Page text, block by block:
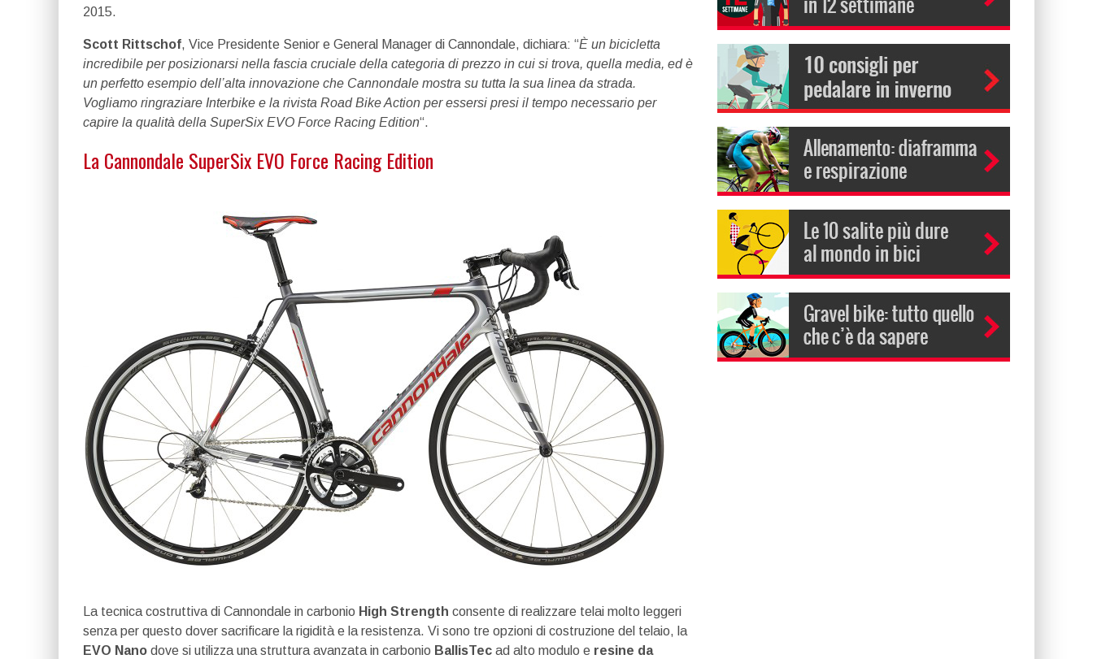
2015.
Scott Rittschof, Vice Presidente Senior e General Manager di Cannondale, dichiara: “È un bicicletta
incredibile per posizionarsi nella fascia cruciale della categoria di prezzo in cui si trova, quella media, ed è
un perfetto esempio dell’alta innovazione che Cannondale mostra su tutta la sua linea da strada.
Vogliamo ringraziare Interbike e la rivista Road Bike Action per essersi presi il tempo necessario per
capire la qualità della SuperSix EVO Force Racing Edition“.
La Cannondale SuperSix EVO Force Racing Edition
La tecnica costruttiva di Cannondale in carbonio High Strength consente di realizzare telai molto leggeri
senza per questo dover sacrificare la rigidità e la resistenza. Vi sono tre opzioni di costruzione del telaio, la
EVO Nano dove si utilizza una struttura avanzata in carbonio BallisTec ad alto modulo e resine da